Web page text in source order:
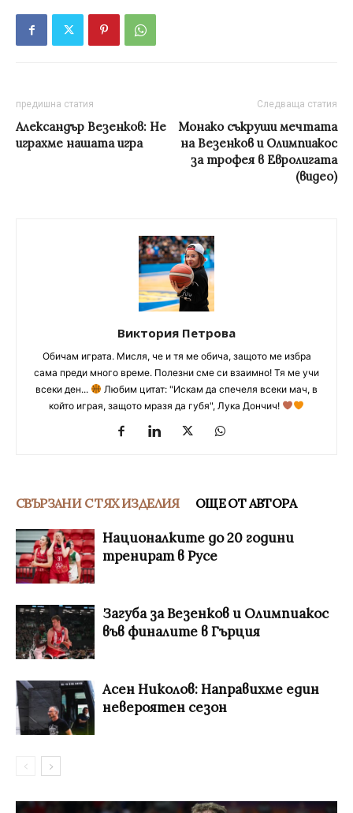
предишна статия
Александър Везенков: Не
играхме нашата игра
Следваща статия
Монако съкруши мечтата
на Везенков и Олимпиакос
за трофея в Евролигата
(видео)
Виктория Петрова
Обичам играта. Мисля, че и тя ме обича, защото ме избра
сама преди много време. Полезни сме си взаимно! Тя ме учи
всеки ден...
Любим цитат: "Искам да спечеля всеки мач, в
който играя, защото мразя да губя", Лука Дончич!
СВЪРЗАНИ С ТЯХ ИЗДЕЛИЯ ОЩЕ ОТ АВТОРА
Националките до 20 години
тренират в Русе
Загуба за Везенков и Олимпиакос
във финалите в Гърция
Асен Николов: Направихме един
невероятен сезон